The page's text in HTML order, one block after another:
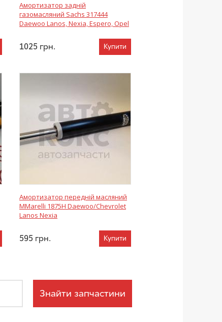
Амортизатор задній
газомасляний Sachs 317444
Daewoo Lanos, Nexia, Espero, Opel
1025 грн. Купити
Амортизатор передній масляний
MMarelli 1875H Daewoo/Chevrolet
Lanos Nexia
595 грн. Купити
Знайти запчастини